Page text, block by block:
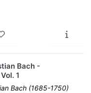
Bach -
1
Bach (1685-1750)